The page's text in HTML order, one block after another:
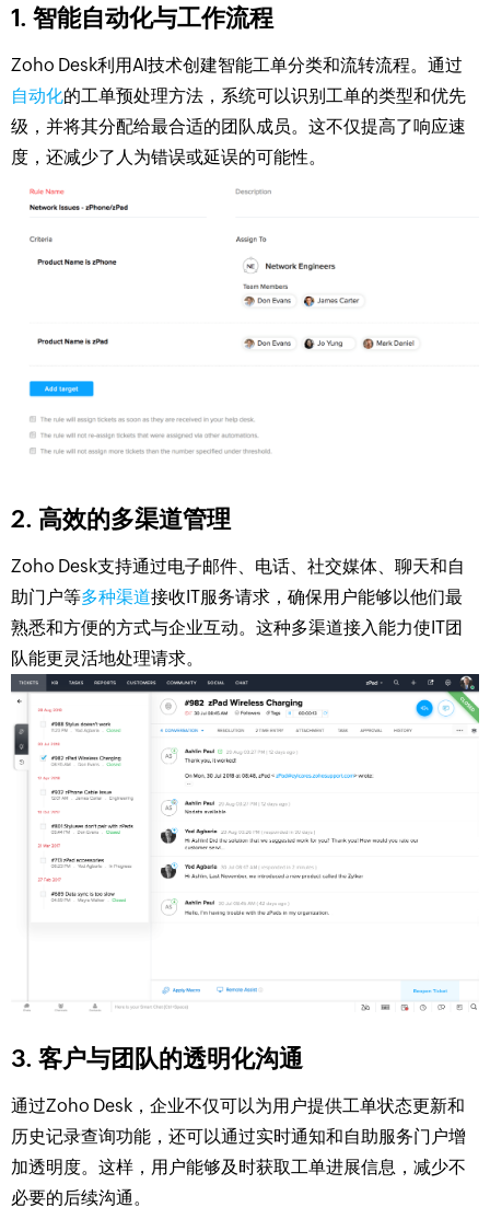
1. 智能自动化与工作流程
Zoho Desk利用AI技术创建智能工单分类和流转流程。通过
自动化的工单预处理方法，系统可以识别工单的类型和优先
级，并将其分配给最合适的团队成员。这不仅提高了响应速
度，还减少了人为错误或延误的可能性。
2. 高效的多渠道管理
Zoho Desk支持通过电子邮件、电话、社交媒体、聊天和自
助门户等多种渠道接收IT服务请求，确保用户能够以他们最
熟悉和方便的方式与企业互动。这种多渠道接入能力使IT团
队能更灵活地处理请求。
3. 客户与团队的透明化沟通
通过Zoho Desk，企业不仅可以为用户提供工单状态更新和
历史记录查询功能，还可以通过实时通知和自助服务门户增
加透明度。这样，用户能够及时获取工单进展信息，减少不
必要的后续沟通。